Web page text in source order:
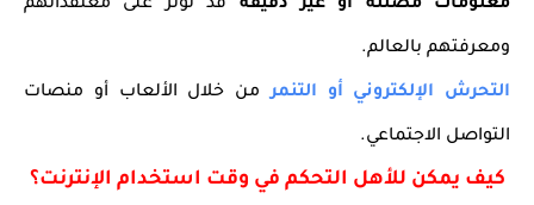
معلومات مضللة أو غير دقيقة قد تؤثر على معتقداتهم
ومعرفتهم بالعالم.
التحرش الإلكتروني أو التنمرمن خلال الألعاب أو منصات
التواصل الاجتماعي.
كيف يمكن للأهل التحكم في وقت استخدام الإنترنت؟